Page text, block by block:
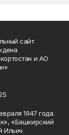
сайт
и АО
1947 года.
«Башкирский
Ильич